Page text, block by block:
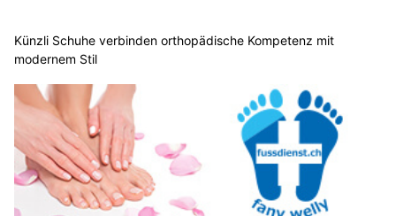
Künzli Schuhe verbinden orthopädische Kompetenz mit
modernem Stil